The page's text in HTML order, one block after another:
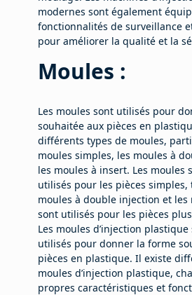
modernes sont également
fonctionnalités de surveillance
pour améliorer la qualité et la
Moules :
Les moules sont utilisés pour
souhaitée aux pièces en
différents types de moules,
moules simples, les moules à
les moules à insert. Les moules
utilisés pour les pièces simples,
moules à double injection et les
sont utilisés pour les pièces
Les moules d’injection
utilisés pour donner la forme
pièces en plastique. Il existe
moules d’injection plastique,
propres caractéristiques et